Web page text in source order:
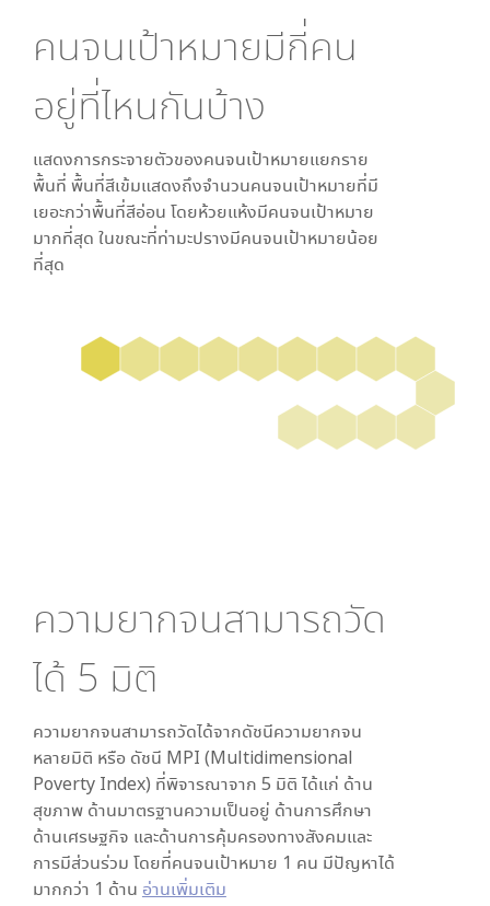
คนจนเป้าหมายมีกี่คน
อยู่ที่ไหนกันบ้าง
แสดงการกระจายตัวของคนจนเป้าหมายแยกราย
พื้นที่ พื้นที่สีเข้มแสดงถึงจำนวนคนจนเป้าหมายที่มี
เยอะกว่าพื้นที่สีอ่อน โดยห้วยแห้งมีคนจนเป้าหมาย
มากที่สุด ในขณะที่ท่ามะปรางมีคนจนเป้าหมายน้อย
ที่สุด
ความยากจนสามารถวัด
ได้ 5 มิติ
ความยากจนสามารถวัดได้จากดัชนีความยากจน
หลายมิติ หรือ ดัชนี MPI (Multidimensional
Poverty Index) ที่พิจารณาจาก 5 มิติ ได้แก่ ด้าน
สุขภาพ ด้านมาตรฐานความเป็นอยู่ ด้านการศึกษา
ด้านเศรษฐกิจ และด้านการคุ้มครองทางสังคมและ
การมีส่วนร่วม โดยที่คนจนเป้าหมาย 1 คน มีปัญหาได้
มากกว่า 1 ด้าน อ่านเพิ่มเติม